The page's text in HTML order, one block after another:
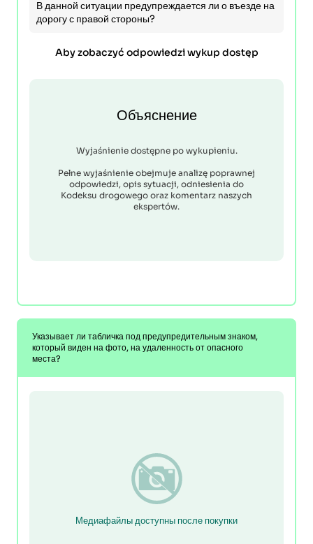
В данной ситуации предупреждается ли о въезде на
дорогу с правой стороны?
Aby zobaczyć odpowiedzi wykup dostęp
Объяснение
Wyjaśnienie dostępne po wykupieniu.
Pełne wyjaśnienie obejmuje analizę poprawnej
odpowiedzi, opis sytuacji, odniesienia do
Kodeksu drogowego oraz komentarz naszych
ekspertów.
Указывает ли табличка под предупредительным знаком,
который виден на фото, на удаленность от опасного
места?
Медиафайлы доступны после покупки